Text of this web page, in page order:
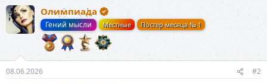
к
ц
Олимпиада
Гений мысли Местные Постер месяца № 1
08.06.2026 #2